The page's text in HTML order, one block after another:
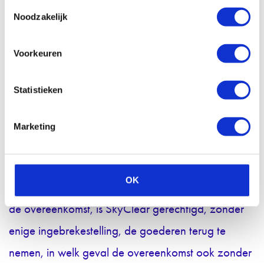
Noodzakelijk
Voorkeuren
Statistieken
Marketing
OK
heeft ingeschakeld voor de incasso.
11. Eigendomsvoorbehoud
betaald, blijven alle geleverde goederen eigendom
11.2 Indien de opdrachtgever niet voldoet aan
enige verplichting jegens SkyClear uit hoofde van
de overeenkomst, is SkyClear gerechtigd, zonder
enige ingebrekestelling, de goederen terug te
nemen, in welk geval de overeenkomst ook zonder